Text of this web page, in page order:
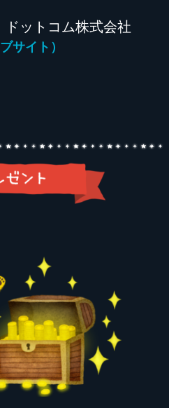
ドットコム株式会社
サイト）